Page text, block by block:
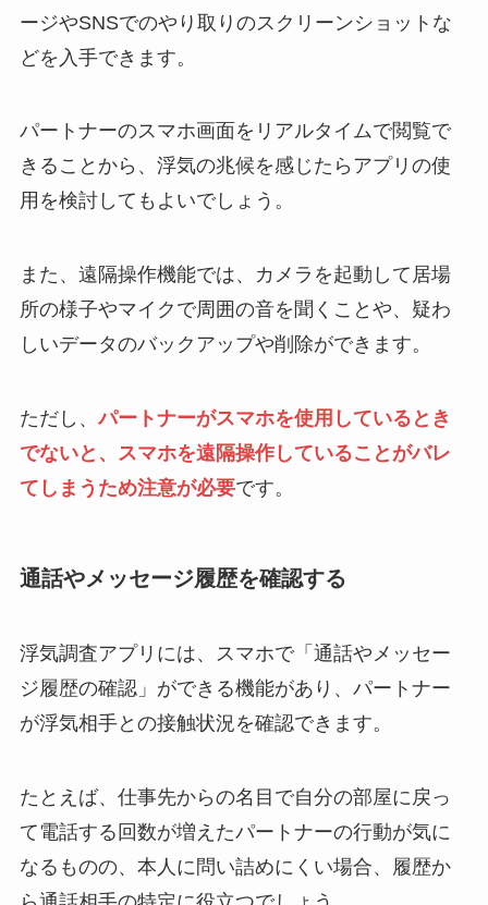
ージやSNSでのやり取りのスクリーンショットな
どを入手できます。
パートナーのスマホ画面をリアルタイムで閲覧で
きることから、浮気の兆候を感じたらアプリの使
用を検討してもよいでしょう。
また、遠隔操作機能では、カメラを起動して居場
所の様子やマイクで周囲の音を聞くことや、疑わ
しいデータのバックアップや削除ができます。
ただし、パートナーがスマホを使用しているとき
でないと、スマホを遠隔操作していることがバレ
てしまうため注意が必要です。
通話やメッセージ履歴を確認する
浮気調査アプリには、スマホで「通話やメッセー
ジ履歴の確認」ができる機能があり、パートナー
が浮気相手との接触状況を確認できます。
たとえば、仕事先からの名目で自分の部屋に戻っ
て電話する回数が増えたパートナーの行動が気に
なるものの、本人に問い詰めにくい場合、履歴か